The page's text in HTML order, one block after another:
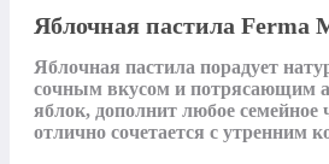
Яблочная пастила Ferma
Яблочная пастила порадует
сочным вкусом и потрясающим
яблок, дополнит любое семейное
отлично сочетается с утренним